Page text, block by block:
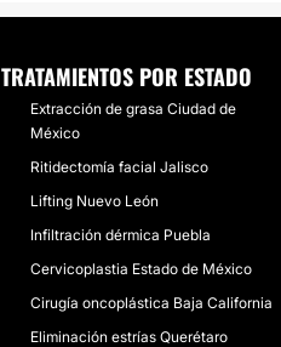
TRATAMIENTOS POR ESTADO
Extracción de grasa Ciudad de
México
Ritidectomía facial Jalisco
Lifting Nuevo León
Infiltración dérmica Puebla
Cervicoplastia Estado de México
Cirugía oncoplástica Baja California
Eliminación estrías Querétaro